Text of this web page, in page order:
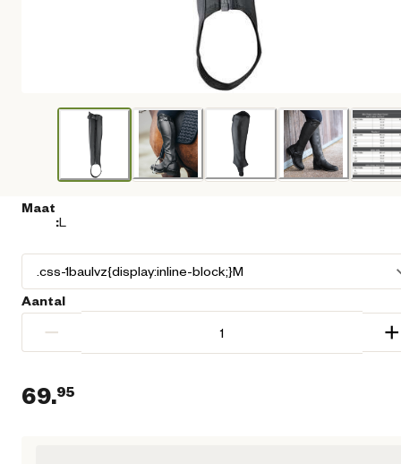
Maat
:L
Aantal
− +
69.95